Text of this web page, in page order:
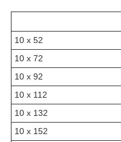
10 х 52
10 х 72
10 х 92
10 х 112
10 х 132
10 х 152